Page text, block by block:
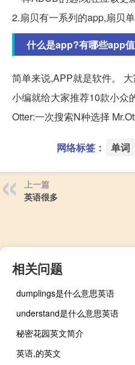
2.扇贝有一系列的app,扇贝
什么是app?有哪些app
简单来说,APP就是软件。
小编就给大家推荐10款小众
Otter:一次搜索N种选择
网络标签： 单词
上一篇
英语很多
相关问题
dumplings是什么意思英语
understand是什么意思英语
秘密花园英文简介
英语,的英文